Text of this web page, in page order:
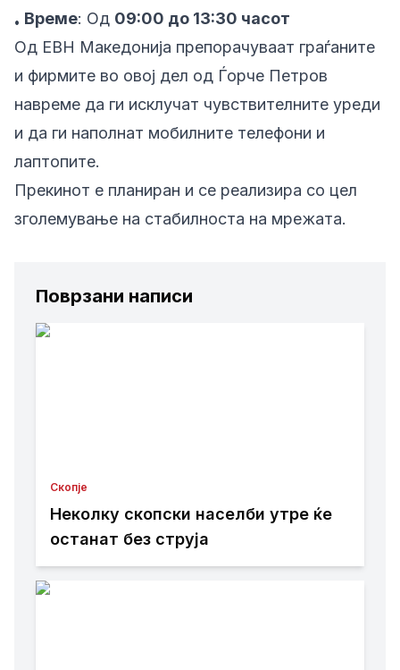
• Време: Од 09:00 до 13:30 часот
Од ЕВН Македонија препорачуваат граѓаните
и фирмите во овој дел од Ѓорче Петров
навреме да ги исклучат чувствителните уреди
и да ги наполнат мобилните телефони и
лаптопите.
Прекинот е планиран и се реализира со цел
зголемување на стабилноста на мрежата.
Поврзани написи
Скопје
Неколку скопски населби утре ќе
останат без струја